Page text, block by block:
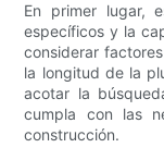
En primer lugar,
específicos y la
considerar
la longitud de la
acotar la
cumpla con las
construcción.